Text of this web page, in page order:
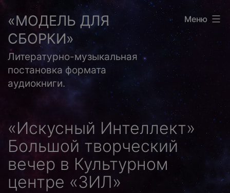
Перейти
содержимому
«МОДЕЛЬ ДЛЯ
СБОРКИ»
Литературно-музыкальная
постановка формата
аудиокниги.
Меню
«Искусный Интеллект»
Большой творческий
вечер в Культурном
центре «ЗИЛ»